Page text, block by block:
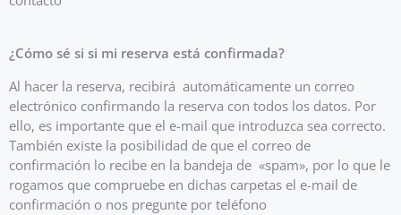
¿Cómo sé si si mi reserva está confirmada?
Al hacer la reserva, recibirá automáticamente un correo
electrónico confirmando la reserva con todos los datos. Por
ello, es importante que el e-mail que introduzca sea correcto.
También existe la posibilidad de que el correo de
confirmación lo recibe en la bandeja de «spam», por lo que le
rogamos que compruebe en dichas carpetas el e-mail de
confirmación o nos pregunte por teléfono